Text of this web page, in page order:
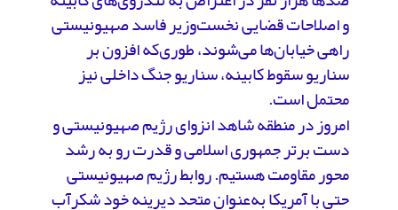
و اصلاحات قضایی نخست‌وزیر فاسد صهیونیستی
راهی خیابان‌ها می‌شوند، طوری‌که افزون بر
سناریو سقوط کابینه، سناریو جنگ داخلی نیز
محتمل است.
امروز در منطقه شاهد انزوای رژیم صهیونیستی و
دست برتر جمهوری اسلامی و قدرت رو به رشد
محور مقاومت هستیم. روابط رژیم صهیونیستی
حتی با آمریکا به‌عنوان متحد دیرینه خود شکرآب